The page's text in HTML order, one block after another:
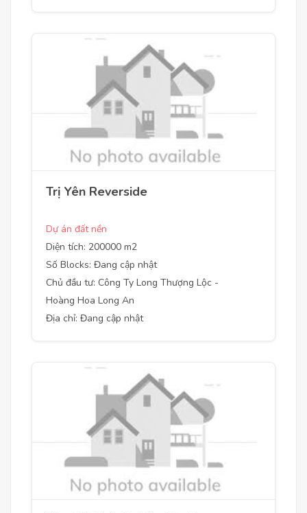
Trị Yên Reverside
Dự án đất nền
Diện tích: 200000 m2
Số Blocks: Đang cập nhật
Chủ đầu tư: Công Ty Long Thượng Lộc -
Hoàng Hoa Long An
Địa chỉ: Đang cập nhật